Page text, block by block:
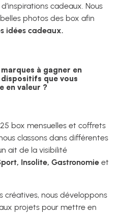
cadeaux. Nous
photos des box afin
idées cadeaux.
à gagner en
que vous
en valeur ?
box mensuelles et coffrets
classons dans différentes
ait de la visibilité
Insolite, Gastronomie et
créatives, nous développons
projets pour mettre en